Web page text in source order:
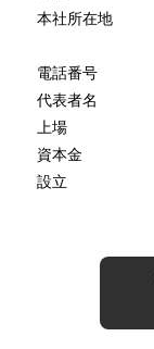
本社所在地
電話番号
代表者名
上場
資本金
設立